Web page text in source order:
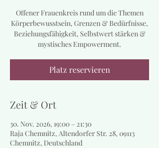
Offener Frauenkreis rund um die Themen
Körperbewusstsein, Grenzen & Bedürfnisse,
Beziehungsfähigkeit, Selbstwert stärken &
mystisches Empowerment.
Platz reservieren
Zeit & Ort
30. Nov. 2026, 19:00 – 21:30
Raja Chemnitz, Altendorfer Str. 28, 09113
Chemnitz, Deutschland